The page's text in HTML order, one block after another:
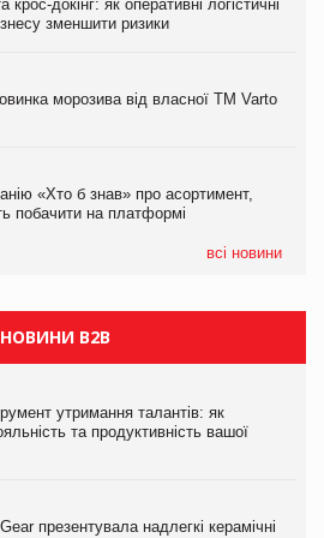
крос-докінг: як оперативні логістичні
зменшити ризики
морозива від власної ТМ Varto
«Хто б знав» про асортимент,
побачити на платформі
всі новини
крос-докінг: як оперативні логістичні
зменшити ризики
морозива від власної ТМ Varto
«Хто б знав» про асортимент,
побачити на платформі
у першому півріччі
на 9%
НОВИНИ B2B
утримання талантів: як
та продуктивність вашої
презентувала надлегкі керамічні